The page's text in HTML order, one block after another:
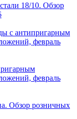
18/10. Обзор
с антипригарным
февраль
февраль
Обзор розничных